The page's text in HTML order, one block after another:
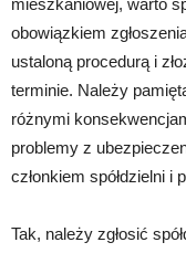
mieszkaniowej, warto
obowiązkiem
ustaloną procedurą i
terminie. Należy
różnymi
problemy z
członkiem spółdzielni
Tak, należy zgłosić